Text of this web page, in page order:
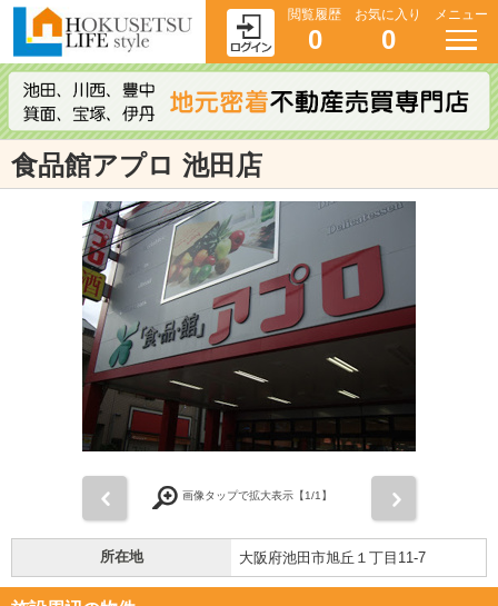
閲覧履歴
0
お気に入り
0
メニュー
食品館アプロ 池田店
画像タップで拡大表示【1/1】
所在地 大阪府池田市旭丘１丁目11-7